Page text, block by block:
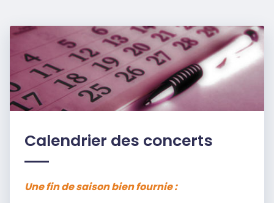
Calendrier des concerts
Une fin de saison bien fournie :